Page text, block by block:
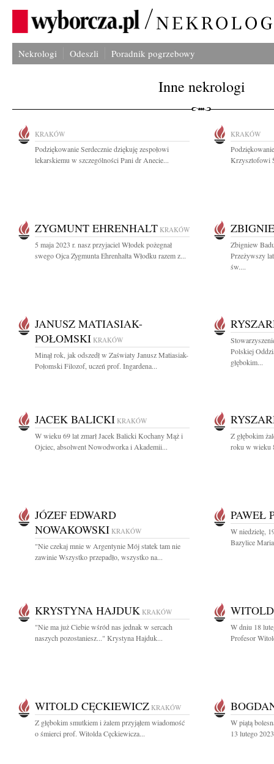
Nekrologi Odeszli Poradnik pogrzebowy
Inne nekrologi
KRAKÓW
Podziękowanie Serdecznie dziękuję zespołowi
lekarskiemu w szczególności Pani dr Anecie...
KRAKÓW
Krzysztofowi
ZYGMUNT EHRENHALT KRAKÓW
5 maja 2023 r. nasz przyjaciel Włodek pożegnał
swego Ojca Zygmunta Ehrenhalta Włodku razem z...
Zbigniew
Przeżywszy
św....
JANUSZ MATIASIAK-
POŁOMSKI KRAKÓW
Minął rok, jak odszedł w Zaświaty Janusz Matiasiak-
Połomski Filozof, uczeń prof. Ingardena...
Polskiej
głębokim...
JACEK BALICKI KRAKÓW
W wieku 69 lat zmarł Jacek Balicki Kochany Mąż i
Ojciec, absolwent Nowodworka i Akademii...
Z głębokim
roku w wieku
JÓZEF EDWARD
NOWAKOWSKI KRAKÓW
"Nie czekaj mnie w Argentynie Mój statek tam nie
zawinie Wszystko przepadło, wszystko na...
PAWEŁ
W niedzielę,
Bazylice
KRYSTYNA HAJDUK KRAKÓW
"Nie ma już Ciebie wśród nas jednak w sercach
naszych pozostaniesz..." Krystyna Hajduk...
W dniu 18
Profesor
WITOLD CĘCKIEWICZ KRAKÓW
Z głębokim smutkiem i żalem przyjąłem wiadomość
o śmierci prof. Witolda Cęckiewicza...
W piątą
13 lutego